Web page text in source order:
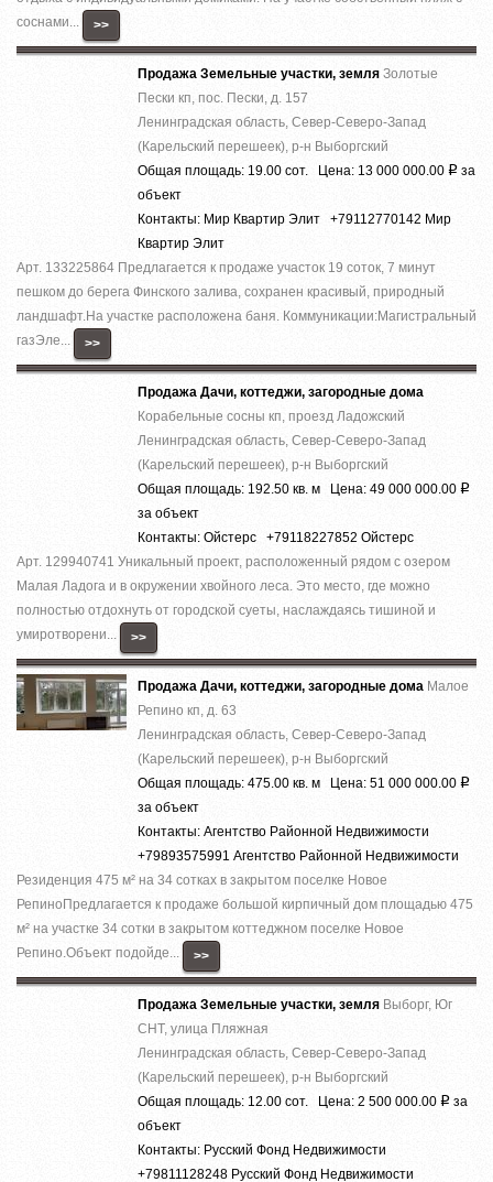
соснами...
>>
Продажа Земельные участки, земля Золотые
Пески кп, пос. Пески, д. 157
Ленинградская область, Север-Северо-Запад
(Карельский перешеек), р-н Выборгский
Общая площадь: 19.00 сот. Цена: 13 000 000.00 Р за
объект
Контакты: Мир Квартир Элит +79112770142 Мир
Квартир Элит
Арт. 133225864 Предлагается к продаже участок 19 соток, 7 минут
пешком до берега Финского залива, сохранен красивый, природный
ландшафт.На участке расположена баня. Коммуникации:Магистральный
газЭле...
>>
Продажа Дачи, коттеджи, загородные дома
Корабельные сосны кп, проезд Ладожский
Ленинградская область, Север-Северо-Запад
(Карельский перешеек), р-н Выборгский
Общая площадь: 192.50 кв. м Цена: 49 000 000.00 Р
за объект
Контакты: Ойстерс +79118227852 Ойстерс
Арт. 129940741 Уникальный проект, расположенный рядом с озером
Малая Ладога и в окружении хвойного леса. Это место, где можно
полностью отдохнуть от городской суеты, наслаждаясь тишиной и
умиротворени...
>>
Продажа Дачи, коттеджи, загородные дома Малое
Репино кп, д. 63
Ленинградская область, Север-Северо-Запад
(Карельский перешеек), р-н Выборгский
Общая площадь: 475.00 кв. м Цена: 51 000 000.00 Р
за объект
Контакты: Агентство Районной Недвижимости
+79893575991 Агентство Районной Недвижимости
Резиденция 475 м² на 34 сотках в закрытом поселке Новое
РепиноПредлагается к продаже большой кирпичный дом площадью 475
м² на участке 34 сотки в закрытом коттеджном поселке Новое
Репино.Объект подойде...
>>
Продажа Земельные участки, земля Выборг, Юг
СНТ, улица Пляжная
Ленинградская область, Север-Северо-Запад
(Карельский перешеек), р-н Выборгский
Общая площадь: 12.00 сот. Цена: 2 500 000.00 Р за
объект
Контакты: Русский Фонд Недвижимости
+79811128248 Русский Фонд Недвижимости